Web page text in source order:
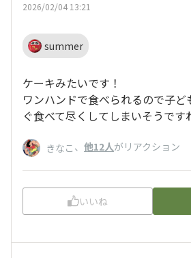
2026/02/04 13:21
summer
ケーキみたいです！
ワンハンドで食べられるので子ど
ぐ食べて尽くしてしまいそうです
きなこ 、 他12人がリアクション
いいね